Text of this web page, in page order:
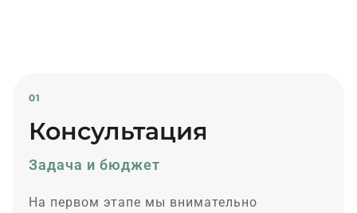
01
Консультация
Задача и бюджет
На первом этапе мы внимательно